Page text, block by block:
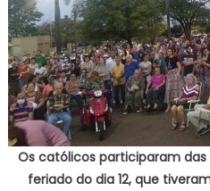
Os católicos participaram
feriado do dia 12, que